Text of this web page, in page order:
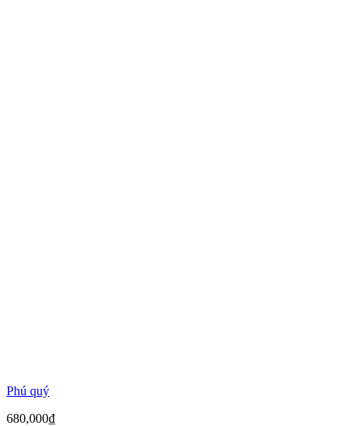
Phú quý
680,000₫